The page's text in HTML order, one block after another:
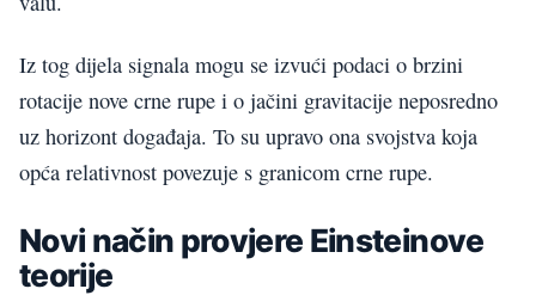
Iz tog dijela signala mogu se izvući podaci o brzini
rotacije nove crne rupe i o jačini gravitacije neposredno
uz horizont događaja. To su upravo ona svojstva koja
opća relativnost povezuje s granicom crne rupe.
Novi način provjere Einsteinove
teorije